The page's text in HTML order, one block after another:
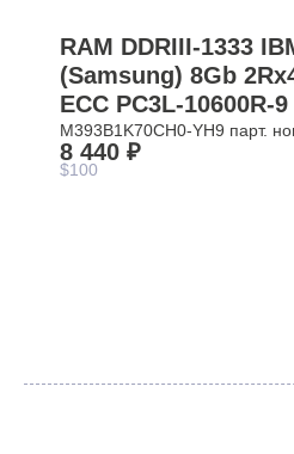
RAM DDRIII-1333
(Samsung) 8Gb
ECC PC3L-10600R-
x3300M4 x3400M3
x3500M4 x3500M3
x3530M4 x3550M4
x3550M2 x3630M4
x3620M3 x3650M4
M393B1K70CH0-YH9 парт.
8 440 ₽
$100